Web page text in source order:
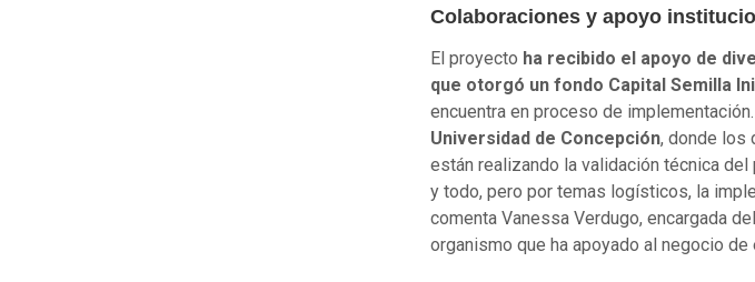
Colaboraciones y apoyo
El proyecto ha recibido el apoyo de
que otorgó un fondo Capital Semilla
encuentra en proceso de
Universidad de Concepción, donde los
están realizando la validación técnica del
y todo, pero por temas logísticos, la
comenta Vanessa Verdugo, encargada del
organismo que ha apoyado al negocio